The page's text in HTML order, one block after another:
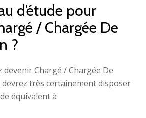
d’étude pour
/ Chargée De
?
devenir Chargé / Chargée De
très certainement disposer
équivalent à